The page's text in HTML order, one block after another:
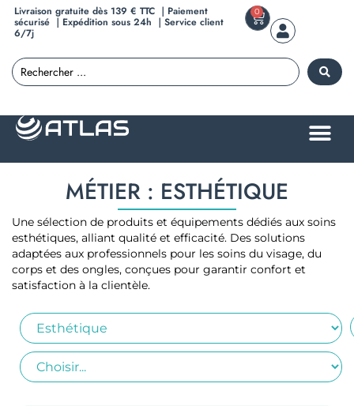
Livraison gratuite dès 139 € TTC ｜Paiement
sécurisé ｜Expédition sous 24h ｜Service client
6/7j
0
MÉTIER : ESTHÉTIQUE
Une sélection de produits et équipements dédiés aux soins
esthétiques, alliant qualité et efficacité. Des solutions
adaptées aux professionnels pour les soins du visage, du
corps et des ongles, conçues pour garantir confort et
satisfaction à la clientèle.